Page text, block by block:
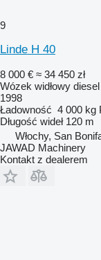
9
Linde H 40
8 000 € ≈ 34 450 zł
Wózek widłowy diesel
1998
Ładowność 4 000 kg
Długość wideł 120 m
Włochy, San
JAWAD Machinery
Kontakt z dealerem